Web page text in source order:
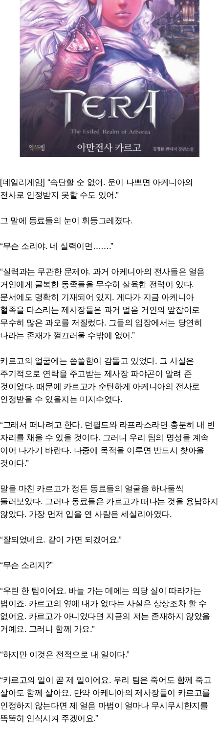
[데일리게임] “속단할 순 없어. 운이 나쁘면 아케니아의
전사로 인정받지 못할 수도 있어.”
그 말에 동료들의 눈이 휘둥그레졌다.
“무슨 소리야. 네 실력이면…….”
“실력과는 무관한 문제야. 과거 아케니아의 전사들은 얼음
거인에게 굴복한 동족들을 무수히 살육한 전력이 있다.
문서에도 명확히 기재되어 있지. 게다가 지금 아케니아
혈족을 다스리는 제사장들은 과거 얼음 거인의 앞잡이로
무수히 많은 과오를 저질렀다. 그들의 입장에서는 당연히
나라는 존재가 껄끄러울 수밖에 없어.”
카르고의 얼굴에는 씁쓸함이 감돌고 있었다. 그 사실은
주기적으로 연락을 주고받는 제사장 파야곤이 알려 준
것이었다. 때문에 카르고가 순탄하게 아케니아의 전사로
인정받을 수 있을지는 미지수였다.
“그래서 떠나려고 한다. 던필드와 라프라스라면 충분히 내 빈
자리를 채울 수 있을 것이다. 그러니 우리 팀의 명성을 계속
이어 나가기 바란다. 나중에 목적을 이루면 반드시 찾아올
것이다.”
말을 마친 카르고가 정든 동료들의 얼굴을 하나둘씩
둘러보았다. 그러나 동료들은 카르고가 떠나는 것을 용납하지
않았다. 가장 먼저 입을 연 사람은 세실리아였다.
“잘되었네요. 같이 가면 되겠어요.”
“무슨 소리지?”
“우린 한 팀이에요. 바늘 가는 데에는 의당 실이 따라가는
법이죠. 카르고의 옆에 내가 없다는 사실은 상상조차 할 수
없어요. 카르고가 아니었다면 지금의 저는 존재하지 않았을
거예요. 그러니 함께 가요.”
“하지만 이것은 전적으로 내 일이다.”
“카르고의 일이 곧 제 일이에요. 우리 팀은 죽어도 함께 죽고
살아도 함께 살아요. 만약 아케니아의 제사장들이 카르고를
인정하지 않는다면 제 얼음 마법이 얼마나 무시무시한지를
똑똑히 인식시켜 주겠어요.”